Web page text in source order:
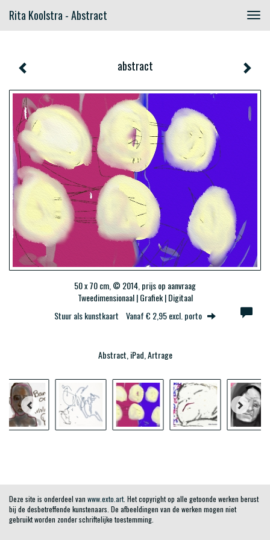
Rita Koolstra - Abstract
abstract
50 x 70 cm, © 2014, prijs op aanvraag
Tweedimensionaal | Grafiek | Digitaal
Stuur als kunstkaart Vanaf € 2,95 excl. porto
Abstract, iPad, Artrage
Deze site is onderdeel van www.exto.art. Het copyright op alle getoonde werken berust
bij de desbetreffende kunstenaars. De afbeeldingen van de werken mogen niet
gebruikt worden zonder schriftelijke toestemming.